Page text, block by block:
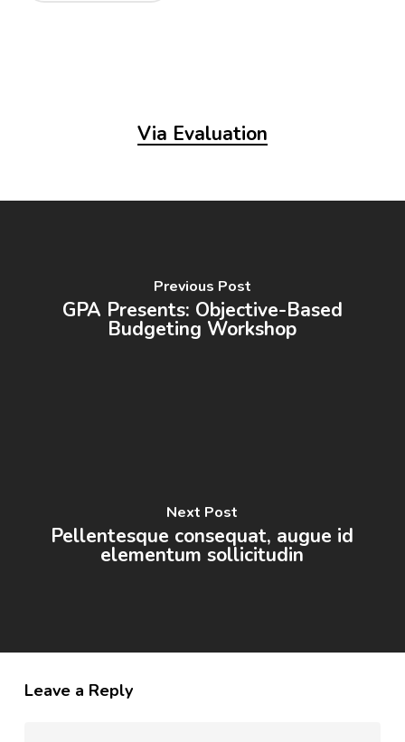
Via Evaluation
Previous Post
GPA Presents: Objective-Based
Budgeting Workshop
Next Post
Pellentesque consequat, augue id
elementum sollicitudin
Leave a Reply